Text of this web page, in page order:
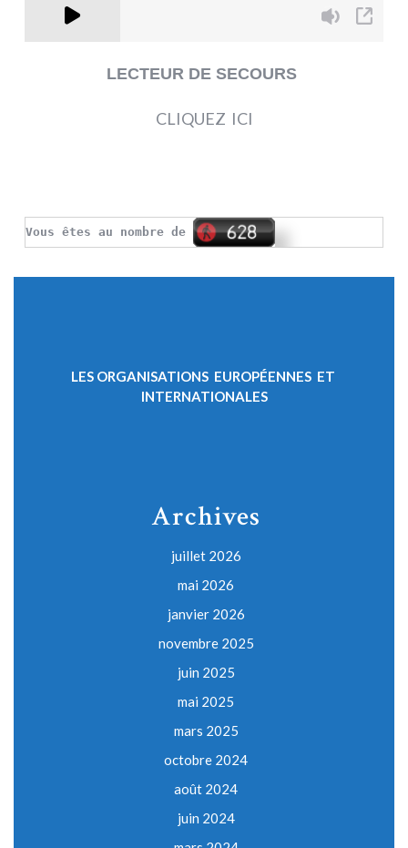
LECTEUR DE SECOURS
CLIQUEZ ICI
Vous êtes au nombre de
LES ORGANISATIONS EUROPÉENNES ET
INTERNATIONALES
Archives
juillet 2026
mai 2026
janvier 2026
novembre 2025
juin 2025
mai 2025
mars 2025
octobre 2024
août 2024
juin 2024